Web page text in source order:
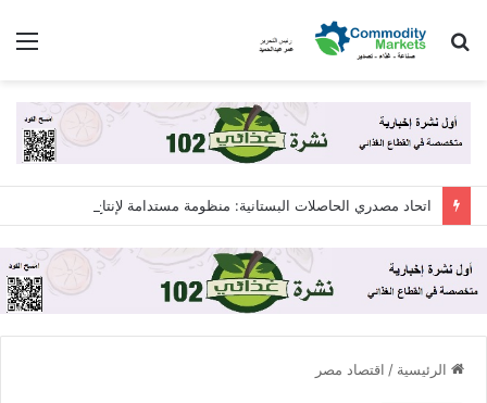
بحث
الرئيسية / اقتصاد مصر